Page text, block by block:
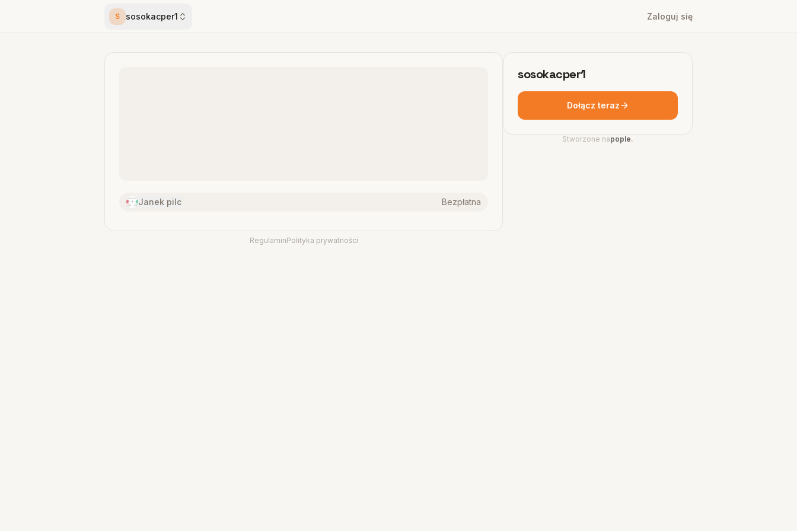
S sosokacper1 Zaloguj się
Janek pilc Bezpłatna
RegulaminPolityka prywatności
sosokacper1
Dołącz teraz
Stworzone napople.